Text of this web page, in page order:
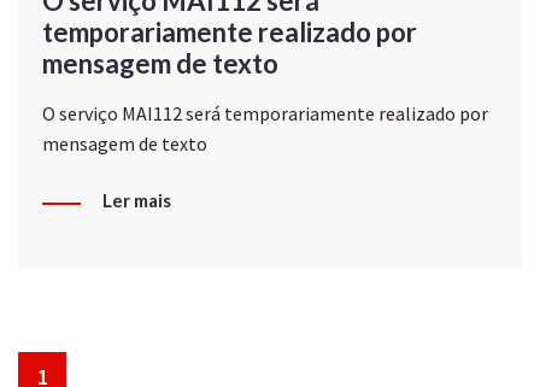
temporariamente realizado por
mensagem de texto
O serviço MAI112 será temporariamente realizado por
mensagem de texto
Ler mais
1